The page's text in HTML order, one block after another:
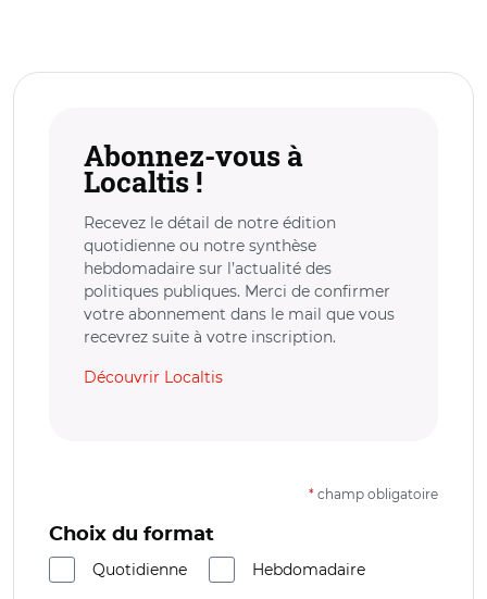
Abonnez-vous à
Localtis !
Recevez le détail de notre édition
quotidienne ou notre synthèse
hebdomadaire sur l’actualité des
politiques publiques. Merci de confirmer
votre abonnement dans le mail que vous
recevrez suite à votre inscription.
Découvrir Localtis
* champ obligatoire
Choix du format
Quotidienne
Hebdomadaire